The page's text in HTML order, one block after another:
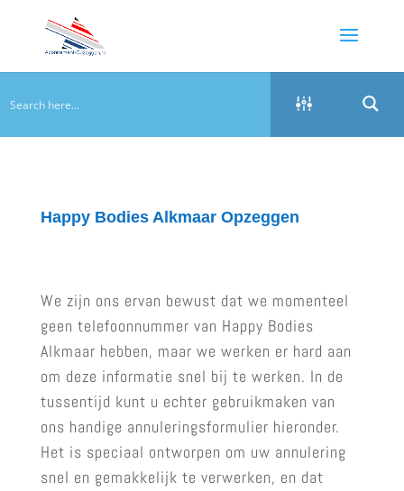
Happy Bodies Alkmaar Opzeggen
We zijn ons ervan bewust dat we momenteel
geen telefoonnummer van Happy Bodies
Alkmaar hebben, maar we werken er hard aan
om deze informatie snel bij te werken. In de
tussentijd kunt u echter gebruikmaken van
ons handige annuleringsformulier hieronder.
Het is speciaal ontworpen om uw annulering
snel en gemakkelijk te verwerken, en dat